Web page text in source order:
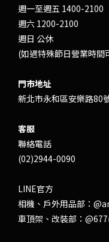
週一至週五 1400-2100
週六 1200-2100
週日 公休
(如遇特殊節日營業時間
門市地址
新北市永和區安樂路80
客服
聯絡電話
(02)2944-0090
LINE官方
相機、戶外用品部：
車頂架、改裝部：